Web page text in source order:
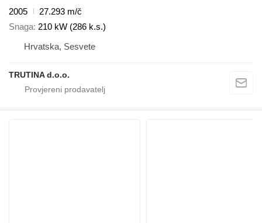
2005
27.293 m/č
Snaga 210 kW (286 k.s.)
Hrvatska, Sesvete
TRUTINA d.o.o.